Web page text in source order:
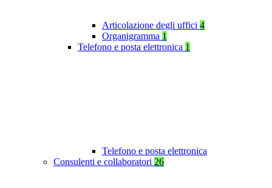
Articolazione degli uffici 4
Organigramma 1
Telefono e posta elettronica 1
Telefono e posta elettronica
Consulenti e collaboratori 26